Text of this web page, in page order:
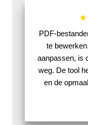
PDF-
te
aanpassen, is
weg. De tool
en de